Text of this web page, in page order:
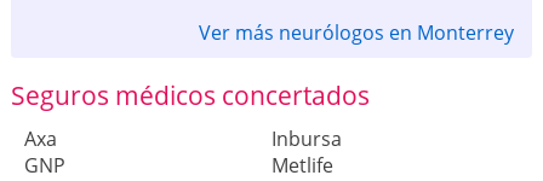
Ver más neurólogos en Monterrey
Seguros médicos concertados
Axa
GNP
Inbursa
Metlife